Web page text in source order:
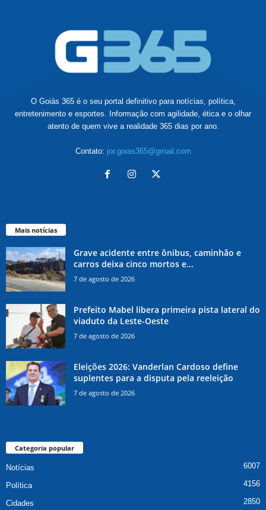
O Goiás 365 é o seu portal definitivo para notícias, política,
entretenimento e esportes. Informação com agilidade, ética e o olhar
atento de quem vive a realidade 365 dias por ano.
Contato: jor.goias365@gmail.com
Mais notícias
Grave acidente entre ônibus, caminhão e
carros deixa cinco mortos e...
7 de agosto de 2026
Prefeito Mabel libera primeira pista lateral do
viaduto da Leste-Oeste
7 de agosto de 2026
Eleições 2026: Vanderlan Cardoso define
suplentes para a disputa pela reeleição
7 de agosto de 2026
Categoria popular
Notícias 6007
Política 4156
Cidades 2850